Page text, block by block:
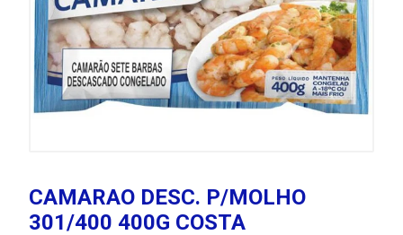
CAMARAO DESC. P/MOLHO
301/400 400G COSTA